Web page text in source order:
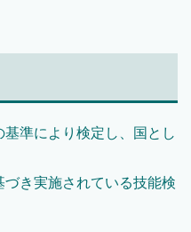
準により検定し、国とし
き実施されている技能検